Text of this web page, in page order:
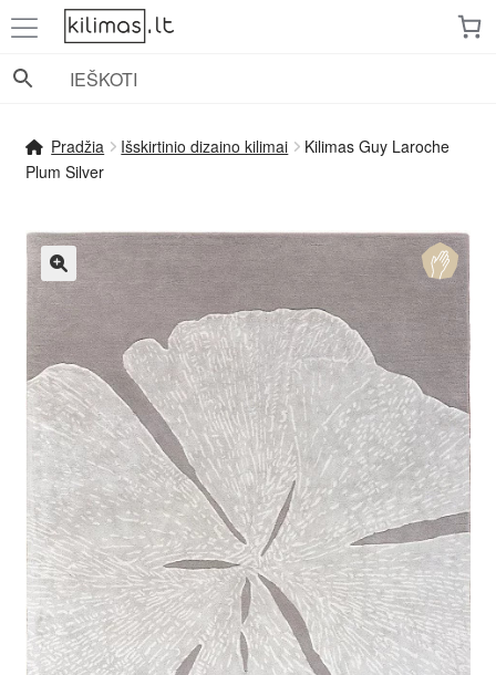
Pereiti
prie
meniu
Pereiti
prie
turinio
Pradžia Išskirtinio dizaino kilimai
Kilimas Guy Laroche
Plum Silver
🔍